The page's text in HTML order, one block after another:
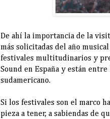
De ahí la importancia de la
más solicitadas del año
festivales multitudinarios y
Sound en España y están
sudamericano.
Si los festivales son el marco
pieza a tener, a sabiendas de